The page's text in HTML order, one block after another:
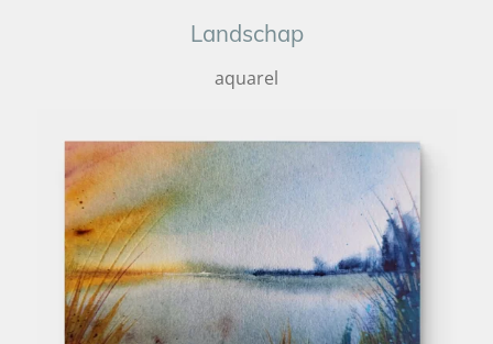
Landschap
aquarel